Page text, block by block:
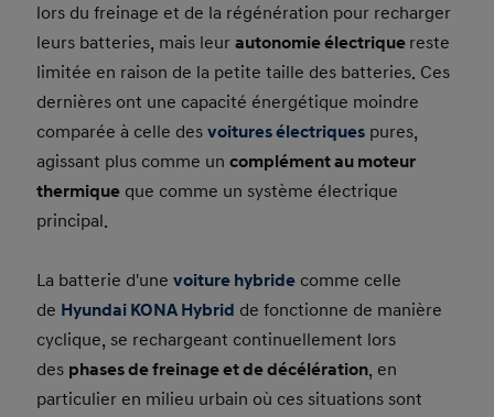
lors du freinage et de la régénération pour recharger
leurs batteries, mais leurautonomie électrique reste
limitée en raison de la petite taille des batteries. Ces
dernières ont une capacité énergétique moindre
comparée à celle desvoitures électriques pures,
agissant plus comme uncomplément au moteur
thermique que comme un système électrique
principal.
La batterie d'unevoiture hybride comme celle
de Hyundai KONA Hybrid de fonctionne de manière
cyclique, se rechargeant continuellement lors
des phases de freinage et de décélération, en
particulier en milieu urbain où ces situations sont